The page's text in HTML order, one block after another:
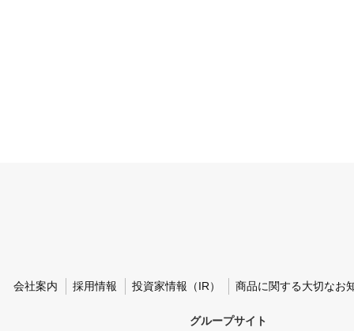
会社案内 採用情報 投資家情報（IR） 商品に関する大切なお
グループサイト